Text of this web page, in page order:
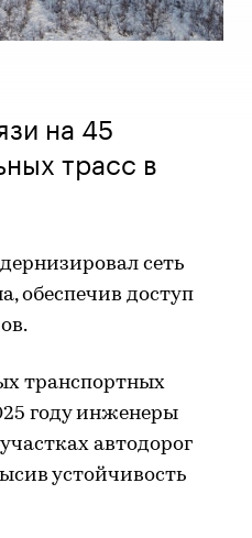
на 45
трасс в
сеть
обеспечив доступ
транспортных
году инженеры
автодорог
устойчивость